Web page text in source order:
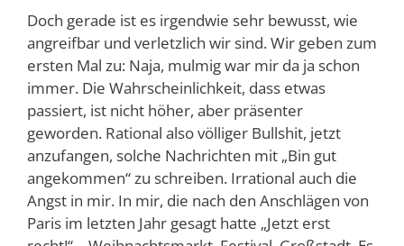
Doch gerade ist es irgendwie sehr bewusst, wie
angreifbar und verletzlich wir sind. Wir geben zum
ersten Mal zu: Naja, mulmig war mir da ja schon
immer. Die Wahrscheinlichkeit, dass etwas
passiert, ist nicht höher, aber präsenter
geworden. Rational also völliger Bullshit, jetzt
anzufangen, solche Nachrichten mit „Bin gut
angekommen“ zu schreiben. Irrational auch die
Angst in mir. In mir, die nach den Anschlägen von
Paris im letzten Jahr gesagt hatte „Jetzt erst